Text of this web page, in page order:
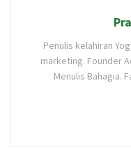
Penulis kelahiran
marketing. Founder
Menulis Bahagia.